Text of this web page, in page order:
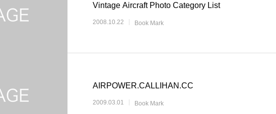
Vintage Aircraft Photo Category List
2008.10.22 Book Mark
AIRPOWER.CALLIHAN.CC
2009.03.01 Book Mark